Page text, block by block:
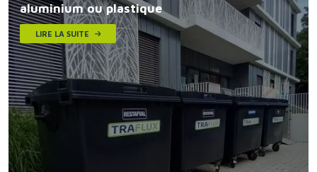
aluminium ou plastique
LIRE LA SUITE